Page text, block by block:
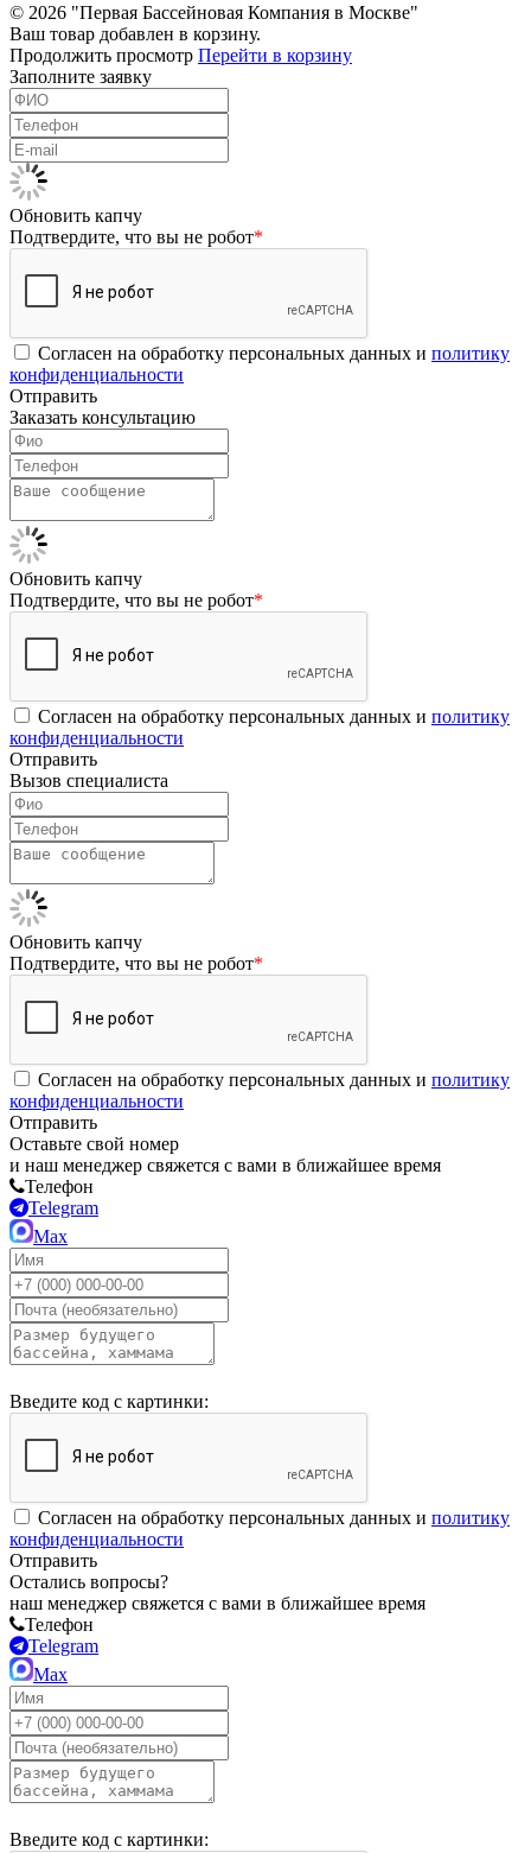
© 2026 "Первая Бассейновая Компания в Москве"
Ваш товар добавлен в корзину.
Продолжить просмотр Перейти в корзину
Заполните заявку
Обновить капчу
Подтвердите, что вы не робот*
Согласен на обработку персональных данных и политику
конфиденциальности
Отправить
Заказать консультацию
Обновить капчу
Подтвердите, что вы не робот*
Согласен на обработку персональных данных и политику
конфиденциальности
Отправить
Вызов специалиста
Обновить капчу
Подтвердите, что вы не робот*
Согласен на обработку персональных данных и политику
конфиденциальности
Отправить
Оставьте свой номер
и наш менеджер свяжется с вами в ближайшее время
Телефон
Telegram
Max
Введите код с картинки:
Согласен на обработку персональных данных и политику
конфиденциальности
Отправить
Остались вопросы?
наш менеджер свяжется с вами в ближайшее время
Телефон
Telegram
Max
Введите код с картинки: